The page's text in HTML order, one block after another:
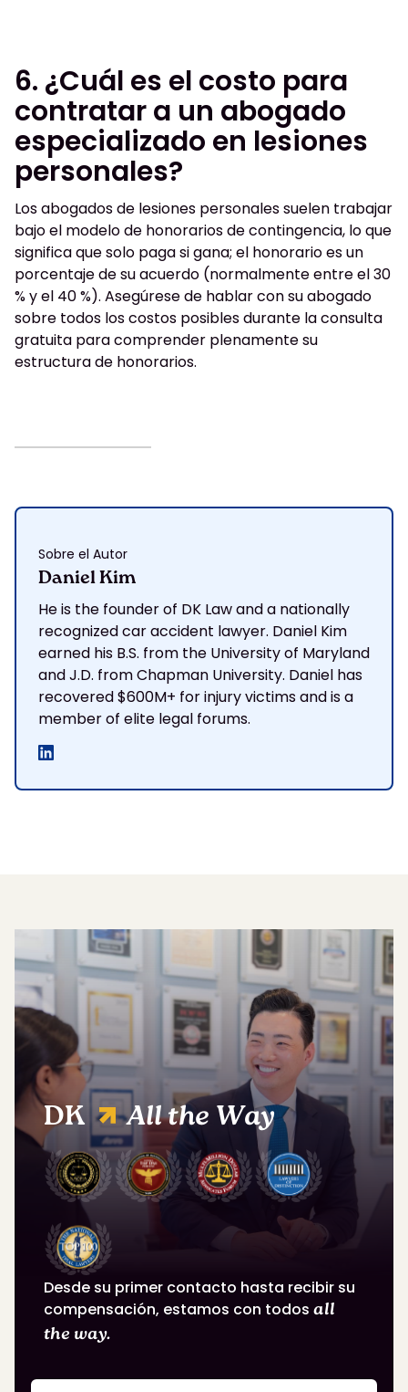
6. ¿Cuál es el costo para
contratar a un abogado
especializado en lesiones
personales?
Los abogados de lesiones personales suelen trabajar
bajo el modelo de honorarios de contingencia, lo que
significa que solo paga si gana; el honorario es un
porcentaje de su acuerdo (normalmente entre el 30
% y el 40 %). Asegúrese de hablar con su abogado
sobre todos los costos posibles durante la consulta
gratuita para comprender plenamente su
estructura de honorarios.
Sobre el Autor
Daniel Kim
He is the founder of DK Law and a nationally
recognized car accident lawyer. Daniel Kim
earned his B.S. from the University of Maryland
and J.D. from Chapman University. Daniel has
recovered $600M+ for injury victims and is a
member of elite legal forums.
DK All the Way
Desde su primer contacto hasta recibir su
compensación, estamos con todos all
the way.